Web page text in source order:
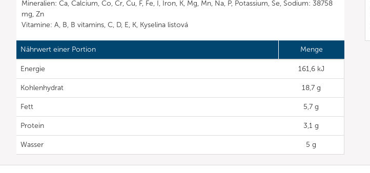
Mineralien: Ca, Calcium, Co, Cr, Cu, F, Fe, I, Iron, K, Mg, Mn, Na, P, Potassium, Se, Sodium: 38758
mg, Zn
Vitamine: A, B, B vitamins, C, D, E, K, Kyselina listová
Nährwert einer Portion Menge
Energie 161,6 kJ
Kohlenhydrat 18,7 g
Fett 5,7 g
Protein 3,1 g
Wasser 5 g